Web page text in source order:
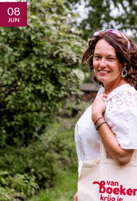
08
JUN